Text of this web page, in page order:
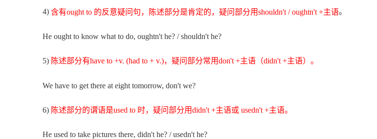
4) 含有ought to 的反意疑问句，陈述部分是肯定的，疑问部分用shouldn't / oughtn't +主语。
He ought to know what to do, oughtn't he? / shouldn't he?
5) 陈述部分有have to +v. (had to + v.)，疑问部分常用don't +主语（didn't +主语）。
We have to get there at eight tomorrow, don't we?
6) 陈述部分的谓语是used to 时，疑问部分用didn't +主语或 usedn't +主语。
He used to take pictures there, didn't he? / usedn't he?